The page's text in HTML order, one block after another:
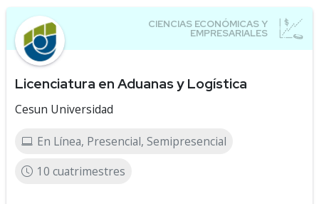
Licenciatura en Aduanas y Logística
Cesun Universidad
En Línea, Presencial, Semipresencial
10 cuatrimestres